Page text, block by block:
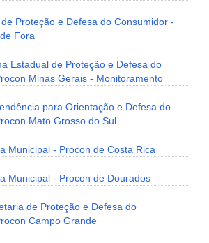
Proteção e Defesa do Consumidor -
Fora
Estadual de Proteção e Defesa do
Minas Gerais - Monitoramento
para Orientação e Defesa do
Mato Grosso do Sul
Municipal - Procon de Costa Rica
Municipal - Procon de Dourados
de Proteção e Defesa do
Campo Grande